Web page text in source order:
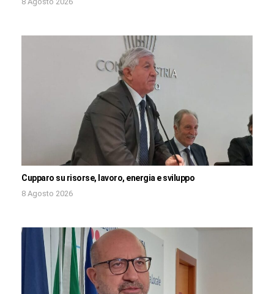
Cupparo su risorse, lavoro, energia e sviluppo
8 Agosto 2026